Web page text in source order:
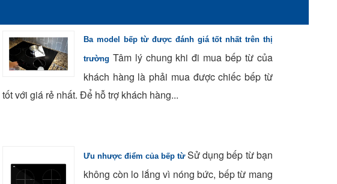
Ba model bếp từ được đánh giá tốt nhất trên thị
trường Tâm lý chung khi đi mua bếp từ của
khách hàng là phải mua được chiếc bếp từ
tốt với giá rẻ nhất. Để hỗ trợ khách hàng...
Ưu nhược điểm của bếp từSử dụng bếp từ bạn
không còn lo lắng vì nóng bức, bếp từ mang